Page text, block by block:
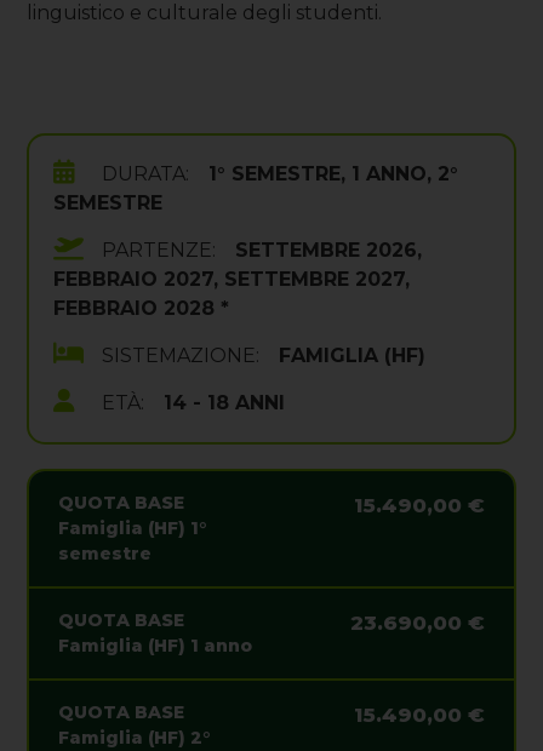
linguistico e culturale degli studenti.
DURATA:
1° SEMESTRE, 1 ANNO, 2°
SEMESTRE
PARTENZE:
SETTEMBRE 2026,
FEBBRAIO 2027, SETTEMBRE 2027,
FEBBRAIO 2028 *
SISTEMAZIONE: FAMIGLIA (HF)
ETÀ: 14 - 18 ANNI
QUOTA BASE
Famiglia (HF) 1°
semestre
15.490,00 €
QUOTA BASE
Famiglia (HF) 1 anno
23.690,00 €
QUOTA BASE
Famiglia (HF) 2°
15.490,00 €